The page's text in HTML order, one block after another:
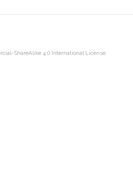
ShareAlike 4.0 International License.